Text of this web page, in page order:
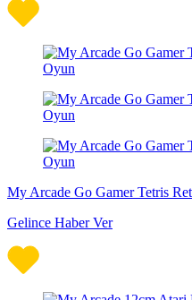
My Arcade Go Gamer Tetris
Gelince Haber Ver